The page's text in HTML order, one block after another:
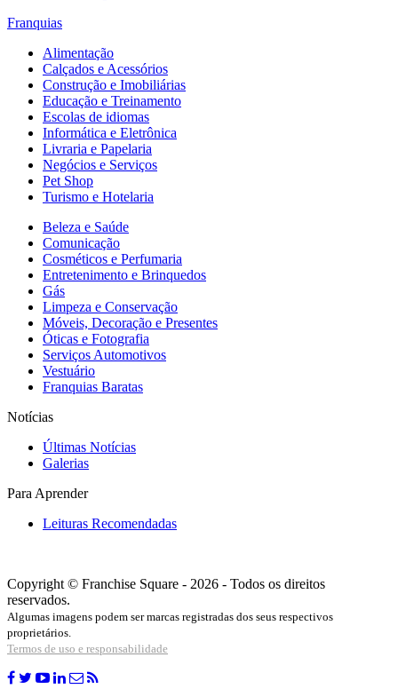
Franquias
Alimentação
Calçados e Acessórios
Construção e Imobiliárias
Educação e Treinamento
Escolas de idiomas
Informática e Eletrônica
Livraria e Papelaria
Negócios e Serviços
Pet Shop
Turismo e Hotelaria
Beleza e Saúde
Comunicação
Cosméticos e Perfumaria
Entretenimento e Brinquedos
Gás
Limpeza e Conservação
Móveis, Decoração e Presentes
Óticas e Fotografia
Serviços Automotivos
Vestuário
Franquias Baratas
Notícias
Últimas Notícias
Galerias
Para Aprender
Leituras Recomendadas
Copyright © Franchise Square - 2026 - Todos os direitos
reservados.
Algumas imagens podem ser marcas registradas dos seus respectivos
proprietários.
Termos de uso e responsabilidade